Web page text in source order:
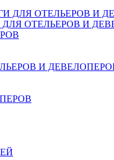
ДЛЯ ОТЕЛЬЕРОВ И
ОТЕЛЬЕРОВ И
И